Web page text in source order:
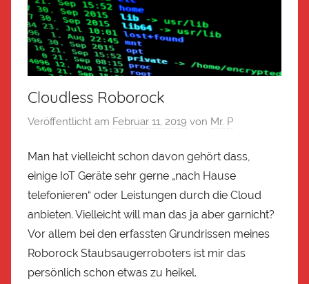
Cloudless Roborock
Veröffentlicht am Februar 11, 2019 von Mr. P
Man hat vielleicht schon davon gehört dass,
einige IoT Geräte sehr gerne „nach Hause
telefonieren“ oder Leistungen durch die Cloud
anbieten. Vielleicht will man das ja aber garnicht?
Vor allem bei den erfassten Grundrissen meines
Roborock Staubsaugerroboters ist mir das
persönlich schon etwas zu heikel.